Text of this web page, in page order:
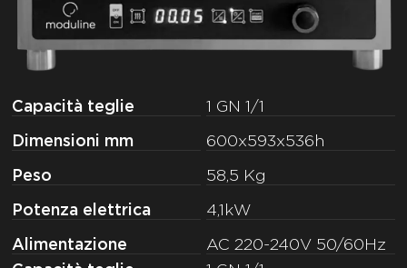
Capacità teglie
Dimensioni mm
Peso
Potenza elettrica
Alimentazione
1 GN 1/1
600x593x536h
58,5 Kg
4,1kW
AC 220-240V 50/60Hz